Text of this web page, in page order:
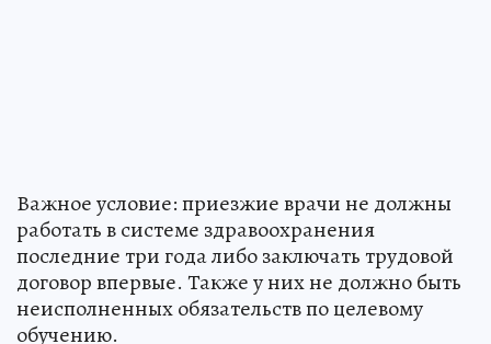
Важное условие: приезжие врачи не должны
работать в системе здравоохранения
последние три года либо заключать трудовой
договор впервые. Также у них не должно быть
неисполненных обязательств по целевому
обучению.